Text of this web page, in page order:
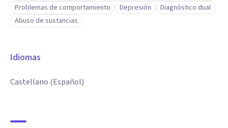
Problemas de comportamiento
Depresión
Diagnóstico dual
Abuso de sustancias
Idiomas
Castellano (Español)